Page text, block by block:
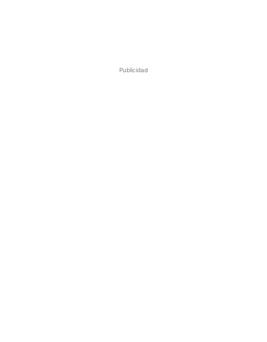
Publicidad